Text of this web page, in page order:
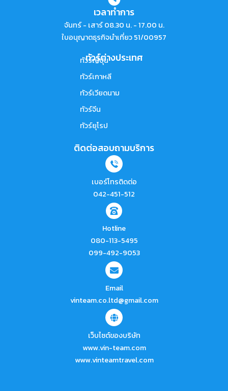
เวลาทำการ
จันทร์ - เสาร์ 08.30 น. - 17.00 น.
ใบอนุญาตธุรกิจนำเที่ยว 51/00957
ทัวร์ต่างประเทศ
ทัวร์ญี่ปุ่น
ทัวร์เกาหลี
ทัวร์เวียดนาม
ทัวร์จีน
ทัวร์ยุโรป
ติดต่อสอบถามบริการ
เบอร์โทรติดต่อ
042-451-512
Hotline
080-113-5495
099-492-9053
Email
vinteam.co.ltd@gmail.com
เว็บไซต์ของบริษัท
www.vin-team.com
www.vinteamtravel.com